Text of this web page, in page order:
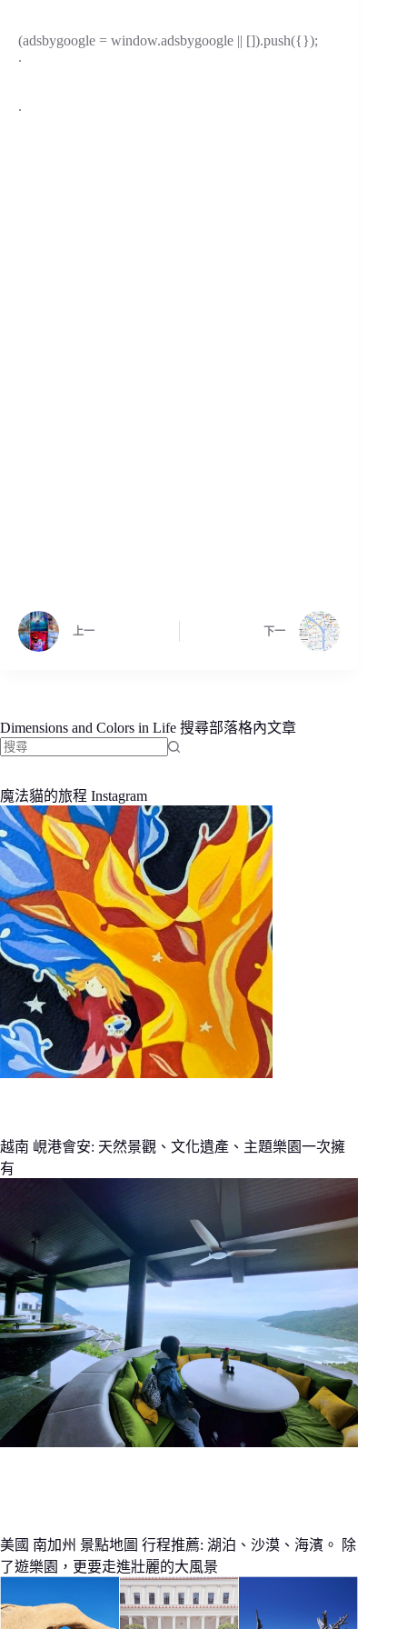
(adsbygoogle = window.adsbygoogle || []).push({});
.
.
上一 下一
Dimensions and Colors in Life 搜尋部落格內文章
不
到
符
合
條
件
的
結
果
魔法貓的旅程 Instagram
越南 峴港會安: 天然景觀、文化遺產、主題樂園一次擁
有
美國 南加州 景點地圖 行程推薦: 湖泊、沙漠、海濱。 除
了遊樂園，更要走進壯麗的大風景